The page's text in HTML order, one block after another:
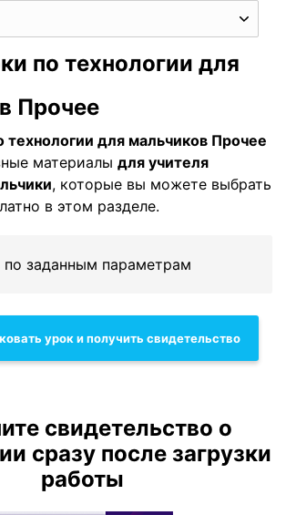
по технологии для
Прочее
технологии для мальчиков Прочее
материалы для учителя
, которые вы можете выбрать
в этом разделе.
заданным параметрам
урок и получить свидетельство
свидетельство о
сразу после загрузки
работы